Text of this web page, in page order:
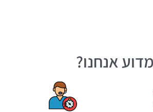
מדוע אנחנו?